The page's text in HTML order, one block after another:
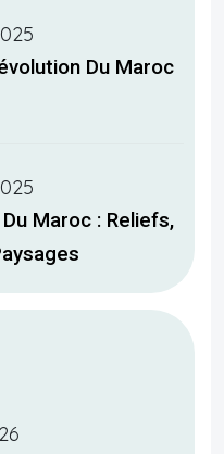
Du Maroc
Maroc : Reliefs,